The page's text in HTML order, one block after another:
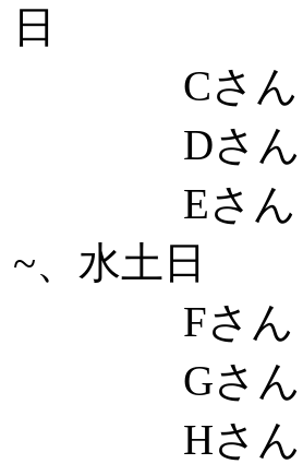
日
Cさ
Dさん
Eさん
~、水土日
Fさん
Gさ
Hさん